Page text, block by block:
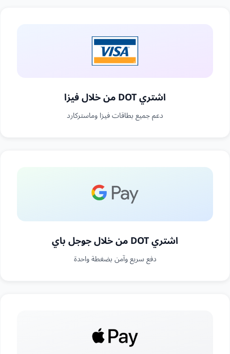
اشتري DOT من خلال فيزا
دعم جميع بطاقات فيزا وماستركارد
اشتري DOT من خلال جوجل باي
دفع سريع وآمن بضغطة واحدة